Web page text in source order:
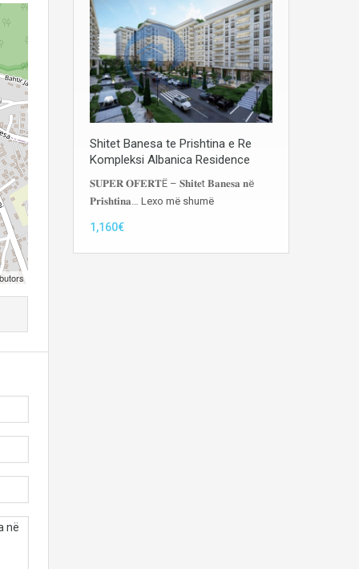
Shitet Banesa te Prishtina e Re
Kompleksi Albanica Residence
𝐒𝐔𝐏𝐄𝐑 𝐎𝐅𝐄𝐑𝐓Ë – 𝐒𝐡𝐢𝐭𝐞t 𝐁𝐚𝐧𝐞𝐬𝐚 𝐧ë
𝐏𝐫𝐢𝐬𝐡𝐭𝐢𝐧𝐚… Lexo më shumë
1,160€